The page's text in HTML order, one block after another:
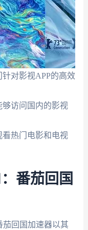
对影视APP的高效
访问国内的影视
热门电影和电视
番茄回国
茄回国加速器以其